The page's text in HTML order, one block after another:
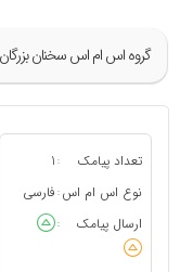
گروه اس ام اس سخنان
تعداد پیامک :
1
نوع اس ام اس : فارسی
ارسال پیامک
: